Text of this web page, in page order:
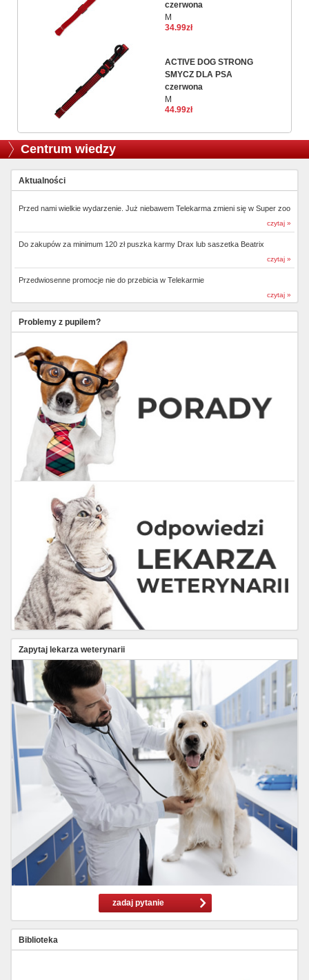
czerwona
M
34.99zł
ACTIVE DOG STRONG
SMYCZ DLA PSA
czerwona
M
44.99zł
Centrum wiedzy
Aktualności
Przed nami wielkie wydarzenie. Już niebawem Telekarma zmieni się w Super zoo
czytaj »
Do zakupów za minimum 120 zł puszka karmy Drax lub saszetka Beatrix
czytaj »
Przedwiosenne promocje nie do przebicia w Telekarmie
czytaj »
Problemy z pupilem?
Zapytaj lekarza weterynarii
zadaj pytanie
Biblioteka